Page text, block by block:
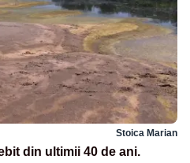
Stoica Marian
din ultimii 40 de ani.